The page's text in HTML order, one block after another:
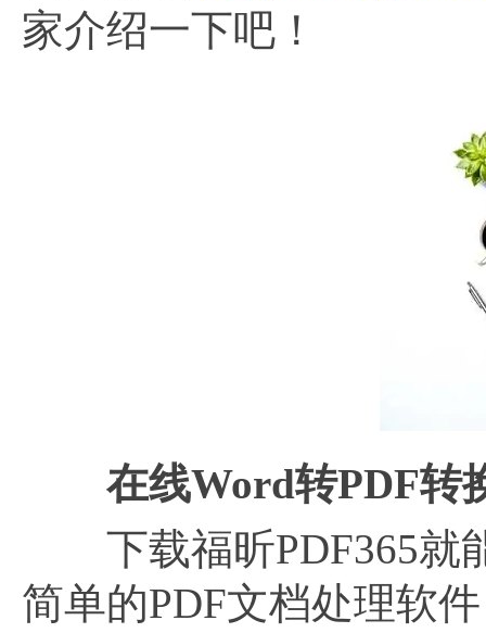
家介绍一下吧！
在线Word转PDF转
下载福昕PDF365就
简单的PDF文档处理软